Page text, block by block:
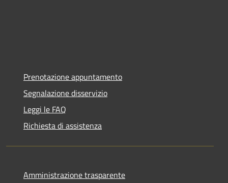
Prenotazione appuntamento
Segnalazione disservizio
Leggi le FAQ
Richiesta di assistenza
Amministrazione trasparente